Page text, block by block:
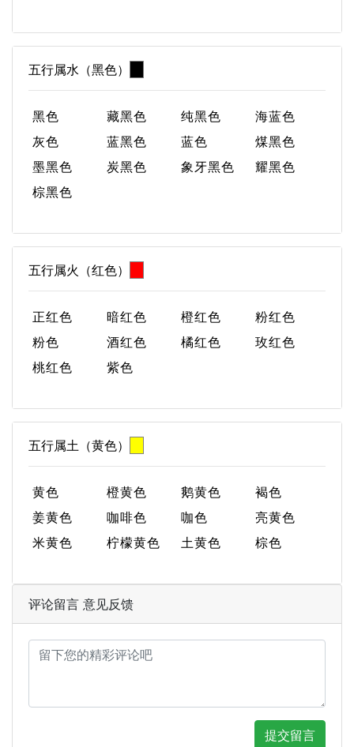
五行属水（黑色）
黑色 藏黑色 纯黑色
海蓝色
灰色
蓝黑色 蓝色
煤黑色
墨黑色
炭黑色 象牙黑色
耀黑色
棕黑色
五行属火（红色）
正红色 暗红色 橙红色
粉红色
粉色
酒红色 橘红色
玫红色
桃红色
紫色
五行属土（黄色）
黄色 橙黄色 鹅黄色
褐色
姜黄色
咖啡色 咖色
亮黄色
米黄色
柠檬黄色 土黄色 棕色
评论留言 意见反馈
提交留言